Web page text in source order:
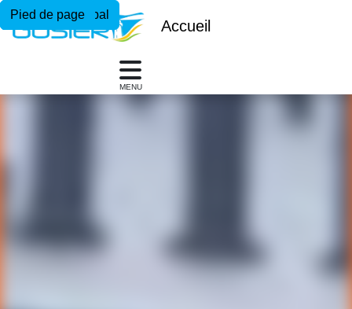
Menu principal
Contenu principal
Pied de page
Accueil
MENU